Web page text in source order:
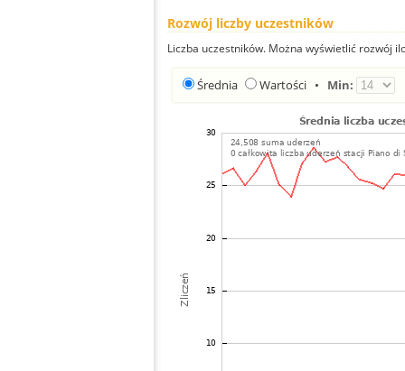
Rozwój liczby uczestników
Liczba uczestników. Można wyświetlić rozwój
Średnia Wartości • Min: